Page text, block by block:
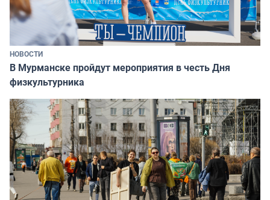
НОВОСТИ
В Мурманске пройдут мероприятия в честь Дня
физкультурника